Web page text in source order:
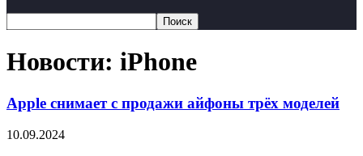
Новости: iPhone
Apple снимает с продажи айфоны трёх моделей
10.09.2024